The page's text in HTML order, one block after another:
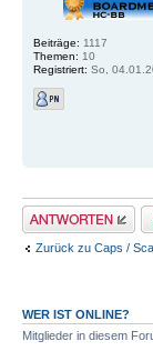
Beiträge: 1117
Themen: 10
Registriert: So,
Antwort erstellen
Zurück zu Caps /
WER IST ONLINE?
Mitglieder in diesem